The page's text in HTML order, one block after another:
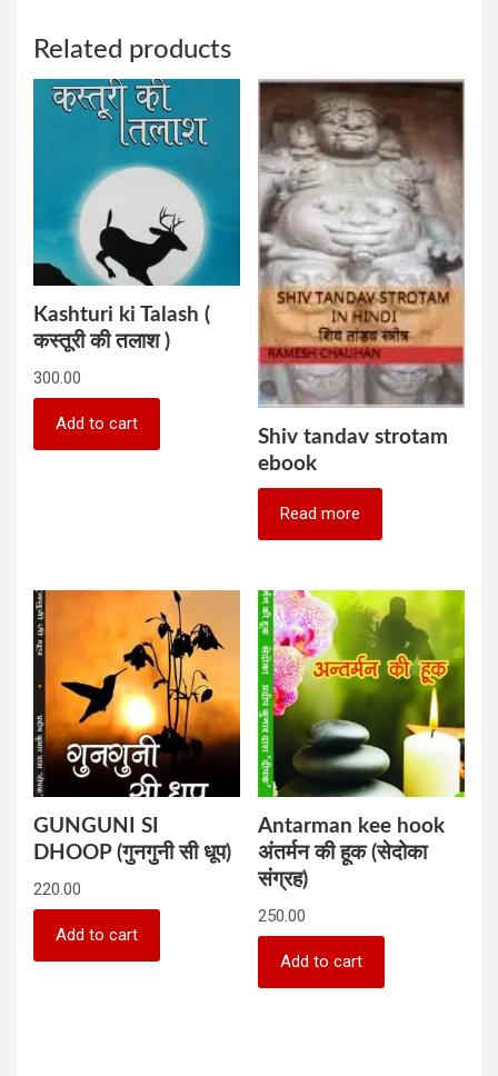
Related products
Kashturi ki Talash (
कस्तूरी की तलाश )
300.00
Add to cart
Shiv tandav strotam
ebook
Read more
GUNGUNI SI
DHOOP (गुनगुनी सी धूप)
220.00
Add to cart
Antarman kee hook
अंतर्मन की हूक (सेदोका
संग्रह)
250.00
Add to cart